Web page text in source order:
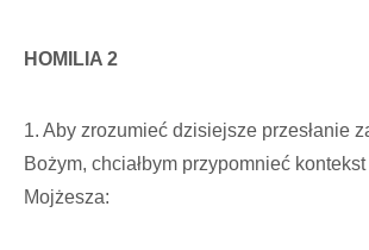
HOMILIA 2
1. Aby zrozumieć dzisiejsze przesłanie
Bożym, chciałbym przypomnieć
Mojżesza: